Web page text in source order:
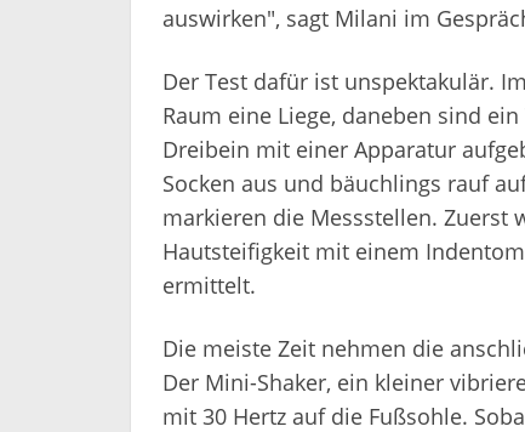
auswirken", sagt Milani im
Der Test dafür ist unspektakulär.
Raum eine Liege, daneben sind
Dreibein mit einer Apparatur
Socken aus und bäuchlings rauf
markieren die Messstellen. Zuerst
Hautsteifigkeit mit einem
ermittelt.
Die meiste Zeit nehmen die
Der Mini-Shaker, ein kleiner
mit 30 Hertz auf die Fußsohle.